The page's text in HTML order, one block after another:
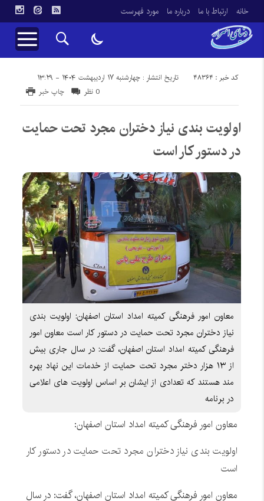
خانه ارتباط با ما درباره ما مورد فهرست
تاریخ انتشار : چهارشنبه ۱۷ اردیبهشت ۱۴۰۴ - ۱۳:۲۹ کد خبر : 48364
چاپ خبر 0 نظر
اولویت بندی نیاز دختران مجرد تحت حمایت
در دستور کار است
معاون امور فرهنگی کمیته امداد استان اصفهان: اولویت بندی
نیاز دختران مجرد تحت حمایت در دستور کار است معاون امور
فرهنگی کمیته امداد استان اصفهان، گفت: در سال جاری بیش
از ۱۳ هزار دختر مجرد تحت حمایت از خدمات این نهاد بهره
مند هستند که تعدادی از ایشان بر اساس اولویت های اعلامی
در برنامه
معاون امور فرهنگی کمیته امداد استان اصفهان:
اولویت بندی نیاز دختران مجرد تحت حمایت در دستور کار
است
معاون امور فرهنگی کمیته امداد استان اصفهان، گفت: در سال